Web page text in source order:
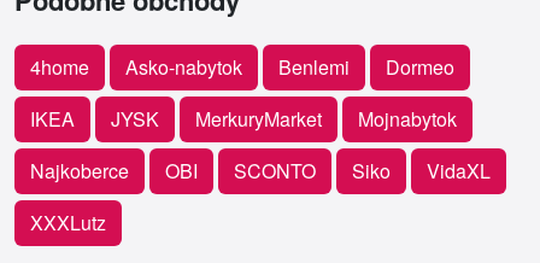
4home Asko-nabytok Benlemi
Dormeo
IKEA
JYSK MerkuryMarket
Mojnabytok
Najkoberce
OBI SCONTO Siko
VidaXL
XXXLutz